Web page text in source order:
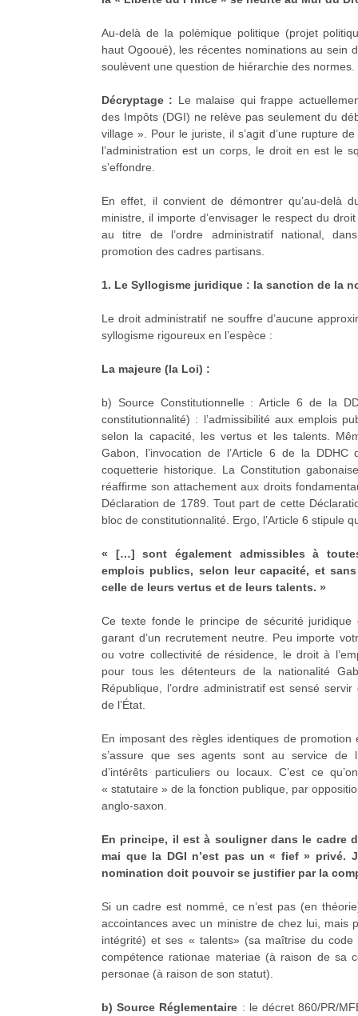
Au-delà de la polémique politique (projet
haut Ogooué), les récentes nominations au sein
soulèvent une question de hiérarchie des normes.
Décryptage : Le malaise qui frappe
des Impôts (DGI) ne relève pas seulement du
village ». Pour le juriste, il s’agit d’une rupture
l’administration est un corps, le droit en est le
s’effondre.
En effet, il convient de démontrer qu’au-delà
ministre, il importe d’envisager le respect du
au titre de l’ordre administratif national,
promotion des cadres partisans.
1. Le Syllogisme juridique : la sanction de la
Le droit administratif ne souffre d’aucune
syllogisme rigoureux en l’espèce :
La majeure (la Loi) :
b) Source Constitutionnelle : Article 6 de la
constitutionnalité) : l’admissibilité aux emplois
selon la capacité, les vertus et les talents.
Gabon, l’invocation de l’Article 6 de la DDHC
coquetterie historique. La Constitution
réaffirme son attachement aux droits
Déclaration de 1789. Tout part de cette
bloc de constitutionnalité. Ergo, l’Article 6 stipule
« […] sont également admissibles à
emplois publics, selon leur capacité, et
celle de leurs vertus et de leurs talents. »
Ce texte fonde le principe de sécurité juridique
garant d’un recrutement neutre. Peu importe
ou votre collectivité de résidence, le droit à
pour tous les détenteurs de la nationalité
République, l’ordre administratif est sensé
de l’État.
En imposant des règles identiques de promotion
s’assure que ses agents sont au service de
d’intérêts particuliers ou locaux. C’est ce
« statutaire » de la fonction publique, par
anglo-saxon.
En principe, il est à souligner dans le cadre
mai que la DGI n’est pas un « fief » privé.
nomination doit pouvoir se justifier par la
Si un cadre est nommé, ce n’est pas (en
accointances avec un ministre de chez lui, mais
intégrité) et ses « talents» (sa maîtrise du
compétence rationae materiae (à raison de sa
personae (à raison de son statut).
b) Source Réglementaire : le décret 860/PR/